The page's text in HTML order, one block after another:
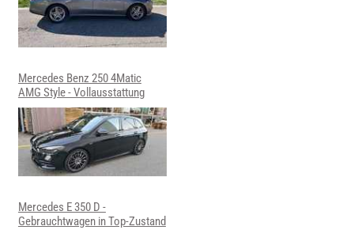
Mercedes Benz 250 4Matic
AMG Style - Vollausstattung
Mercedes E 350 D -
Gebrauchtwagen in Top-Zustand